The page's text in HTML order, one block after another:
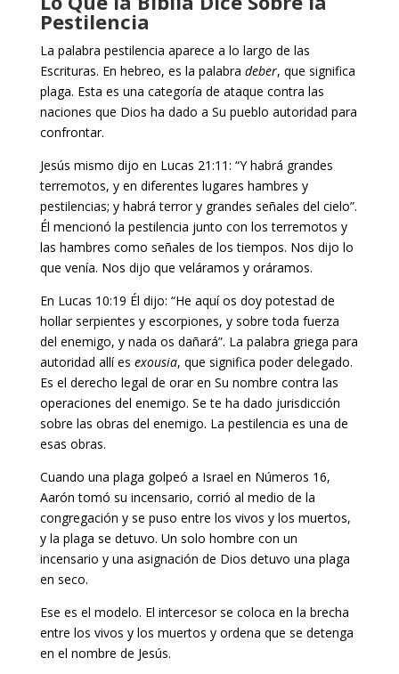
Pestilencia
La palabra pestilencia aparece a lo largo de las
Escrituras. En hebreo, es la palabra deber, que significa
plaga. Esta es una categoría de ataque contra las
naciones que Dios ha dado a Su pueblo autoridad para
confrontar.
Jesús mismo dijo en Lucas 21:11: “Y habrá grandes
terremotos, y en diferentes lugares hambres y
pestilencias; y habrá terror y grandes señales del cielo”.
Él mencionó la pestilencia junto con los terremotos y
las hambres como señales de los tiempos. Nos dijo lo
que venía. Nos dijo que veláramos y oráramos.
En Lucas 10:19 Él dijo: “He aquí os doy potestad de
hollar serpientes y escorpiones, y sobre toda fuerza
del enemigo, y nada os dañará”. La palabra griega para
autoridad allí es exousia, que significa poder delegado.
Es el derecho legal de orar en Su nombre contra las
operaciones del enemigo. Se te ha dado jurisdicción
sobre las obras del enemigo. La pestilencia es una de
esas obras.
Cuando una plaga golpeó a Israel en Números 16,
Aarón tomó su incensario, corrió al medio de la
congregación y se puso entre los vivos y los muertos,
y la plaga se detuvo. Un solo hombre con un
incensario y una asignación de Dios detuvo una plaga
en seco.
Ese es el modelo. El intercesor se coloca en la brecha
entre los vivos y los muertos y ordena que se detenga
en el nombre de Jesús.